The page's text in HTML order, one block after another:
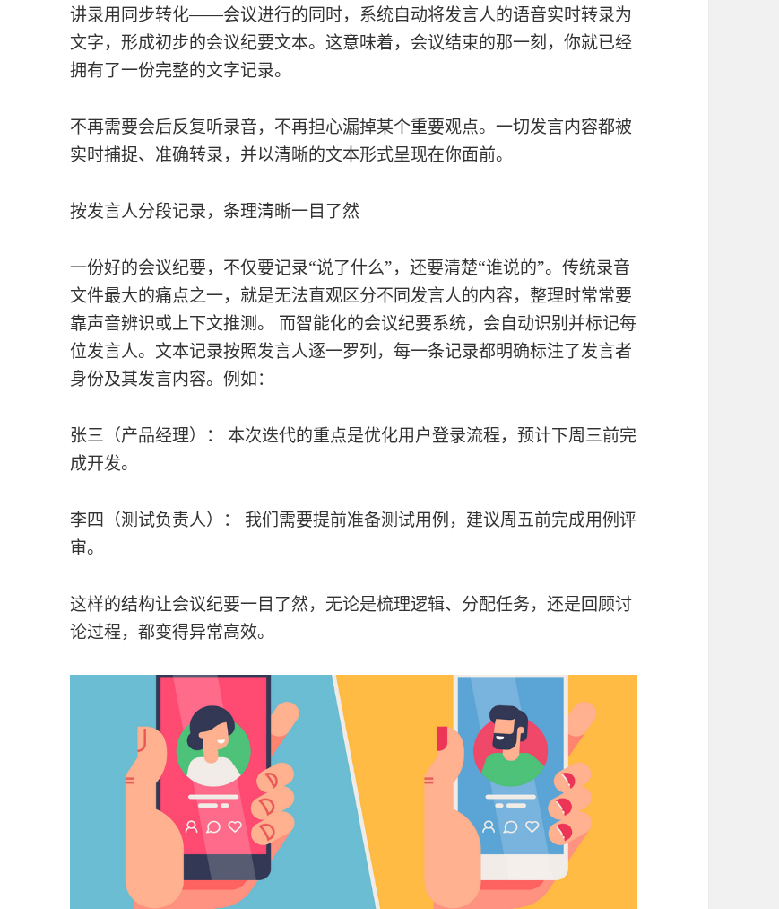
讲录用同步转化——会议进行的同时，系统自动将发言人的语音实时转录为
文字，形成初步的会议纪要文本。这意味着，会议结束的那一刻，你就已经
拥有了一份完整的文字记录。
不再需要会后反复听录音，不再担心漏掉某个重要观点。一切发言内容都被
实时捕捉、准确转录，并以清晰的文本形式呈现在你面前。
按发言人分段记录，条理清晰一目了然
一份好的会议纪要，不仅要记录“说了什么”，还要清楚“谁说的”。传统录音
文件最大的痛点之一，就是无法直观区分不同发言人的内容，整理时常常要
靠声音辨识或上下文推测。 而智能化的会议纪要系统，会自动识别并标记每
位发言人。文本记录按照发言人逐一罗列，每一条记录都明确标注了发言者
身份及其发言内容。例如：
张三（产品经理）： 本次迭代的重点是优化用户登录流程，预计下周三前完
成开发。
李四（测试负责人）： 我们需要提前准备测试用例，建议周五前完成用例评
审。
这样的结构让会议纪要一目了然，无论是梳理逻辑、分配任务，还是回顾讨
论过程，都变得异常高效。